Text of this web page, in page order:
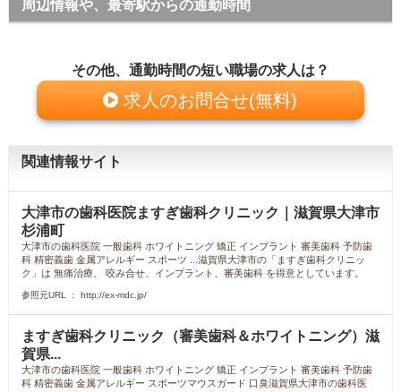
周辺情報や、最寄駅からの通勤時間
その他、通勤時間の短い職場の求人は？
求人のお問合せ(無料)
関連情報サイト
大津市の歯科医院ますぎ歯科クリニック｜滋賀県大津市
杉浦町
大津市の歯科医院 一般歯科 ホワイトニング 矯正 インプラント 審美歯科 予防歯
科 精密義歯 金属アレルギー スポーツ ...滋賀県大津市の「ますぎ歯科クリニッ
ク」は 無痛治療、 咬み合せ、インプラント、審美歯科 を得意としています。
参照元URL ： http://ex-mdc.jp/
ますぎ歯科クリニック（審美歯科＆ホワイトニング）滋
賀県...
大津市の歯科医院 一般歯科 ホワイトニング 矯正 インプラント 審美歯科 予防歯
科 精密義歯 金属アレルギー スポーツマウスガード 口臭滋賀県大津市の歯科医